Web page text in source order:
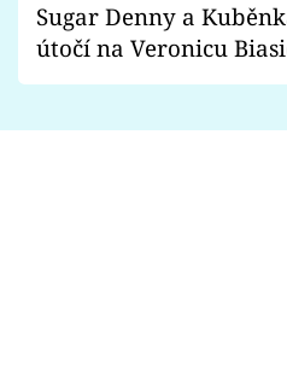
Sugar Denny a
útočí na Veronicu
Proč je podle nich